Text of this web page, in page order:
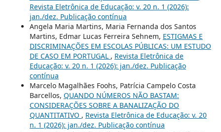
Revista Eletrônica de Educação: v. 20 n. 1 (2026):
jan./dez. Publicação contínua
Angela Maria Martins, Maria Fernanda dos Santos
Martins, Edmar Lucas Ferreira Sehnem, ESTIGMAS E
DISCRIMINAÇÕES EM ESCOLAS PÚBLICAS: UM ESTUDO
DE CASO EM PORTUGAL , Revista Eletrônica de
Educação: v. 20 n. 1 (2026): jan./dez. Publicação
contínua
Marcelo Magalhães Foohs, Patrícia Campelo Costa
Barcellos, QUANDO NÚMEROS NÃO BASTAM:
CONSIDERAÇÕES SOBRE A BANALIZAÇÃO DO
QUANTITATIVO , Revista Eletrônica de Educação: v. 20
n. 1 (2026): jan./dez. Publicação contínua